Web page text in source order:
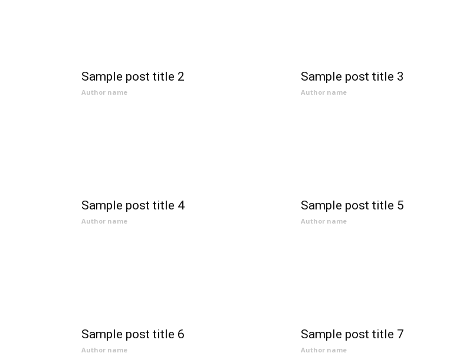
Sample post title 2
Author name
Sample post title 3
Author name
Sample post title 4
Author name
Sample post title 5
Author name
Sample post title 6
Author name
Sample post title 7
Author name